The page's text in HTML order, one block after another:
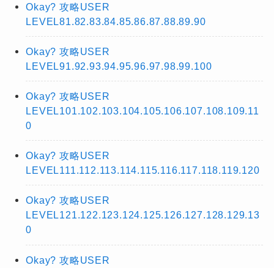
Okay? 攻略USER
LEVEL81.82.83.84.85.86.87.88.89.90
Okay? 攻略USER
LEVEL91.92.93.94.95.96.97.98.99.100
Okay? 攻略USER
LEVEL101.102.103.104.105.106.107.108.109.11
0
Okay? 攻略USER
LEVEL111.112.113.114.115.116.117.118.119.120
Okay? 攻略USER
LEVEL121.122.123.124.125.126.127.128.129.13
0
Okay? 攻略USER